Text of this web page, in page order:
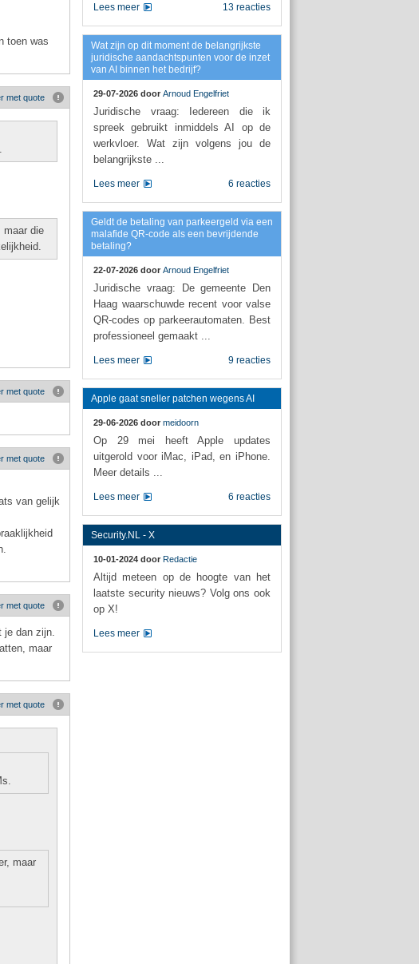
toen was
met quote
maar die
met quote
met quote
van gelijk
met quote
je dan zijn.
maar
met quote
maar
13 reacties
Lees meer
Wat zijn op dit moment de belangrijkste
juridische aandachtspunten voor de inzet
van AI binnen het bedrijf?
29-07-2026 door Arnoud Engelfriet
Juridische vraag: Iedereen die ik
spreek gebruikt inmiddels AI op de
werkvloer. Wat zijn volgens jou de
belangrijkste ...
6 reacties
Lees meer
Geldt de betaling van parkeergeld via een
malafide QR-code als een bevrijdende
betaling?
22-07-2026 door Arnoud Engelfriet
Juridische vraag: De gemeente Den
Haag waarschuwde recent voor valse
QR-codes op parkeerautomaten. Best
professioneel gemaakt ...
9 reacties
Lees meer
Apple gaat sneller patchen wegens AI
29-06-2026 door meidoorn
Op 29 mei heeft Apple updates
uitgerold voor iMac, iPad, en iPhone.
Meer details ...
6 reacties
Lees meer
Security.NL - X
10-01-2024 door Redactie
Altijd meteen op de hoogte van het
laatste security nieuws? Volg ons ook
op X!
Lees meer